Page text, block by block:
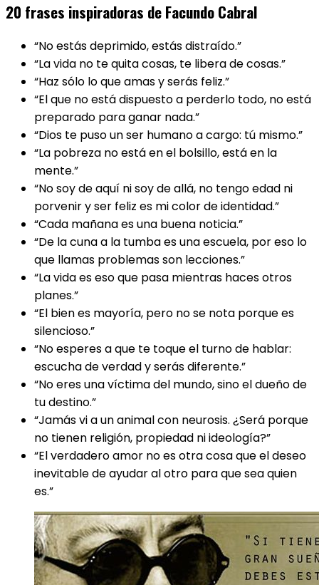
20 frases inspiradoras de Facundo Cabral
“No estás deprimido, estás distraído.”
“La vida no te quita cosas, te libera de cosas.”
“Haz sólo lo que amas y serás feliz.”
“El que no está dispuesto a perderlo todo, no está
preparado para ganar nada.”
“Dios te puso un ser humano a cargo: tú mismo.”
“La pobreza no está en el bolsillo, está en la
mente.”
“No soy de aquí ni soy de allá, no tengo edad ni
porvenir y ser feliz es mi color de identidad.”
“Cada mañana es una buena noticia.”
“De la cuna a la tumba es una escuela, por eso lo
que llamas problemas son lecciones.”
“La vida es eso que pasa mientras haces otros
planes.”
“El bien es mayoría, pero no se nota porque es
silencioso.”
“No esperes a que te toque el turno de hablar:
escucha de verdad y serás diferente.”
“No eres una víctima del mundo, sino el dueño de
tu destino.”
“Jamás vi a un animal con neurosis. ¿Será porque
no tienen religión, propiedad ni ideología?”
“El verdadero amor no es otra cosa que el deseo
inevitable de ayudar al otro para que sea quien
es.”